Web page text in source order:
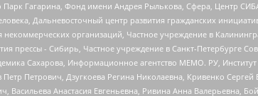
Гагарина, Фонд имени Андрея Рылькова, Сфера, Центр
Дальневосточный центр развития гражданских
организаций, Частное учреждение в
прессы - Сибирь, Частное учреждение в Санкт-Петербурге
Сахарова, Информационное агентство МЕМО. РУ,
Петр Петрович, Дзугкоева Регина Николаевна, Кривенко
Васильева Анастасия Евгеньевна, Ривина Анна Валерьевна,